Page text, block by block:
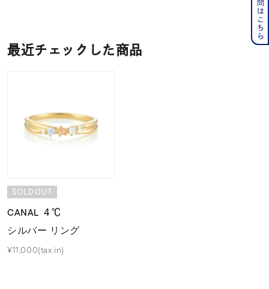
最近チェックした商品
SOLDOUT
CANAL ４℃
シルバー リング
¥11,000(tax in)